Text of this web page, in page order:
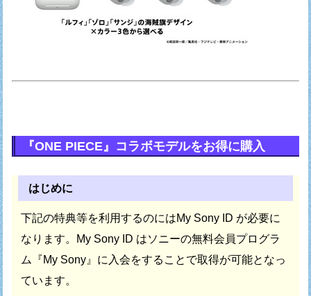
『ONE PIECE』コラボモデルをお得に購入
はじめに
下記の特典等を利用するのにはMy Sony ID が必要に
なります。
My Sony ID はソニーの無料会員プログラ
ム『My Sony』に 入会をすることで取得が可能となっ
ています。